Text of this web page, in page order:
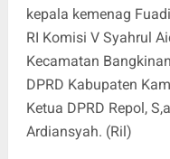
kepala kemenag
RI Komisi V Syahrul
Kecamatan
DPRD Kabupaten
Ketua DPRD Repol,
Ardiansyah. (Ril)